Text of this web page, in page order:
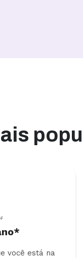
você está na